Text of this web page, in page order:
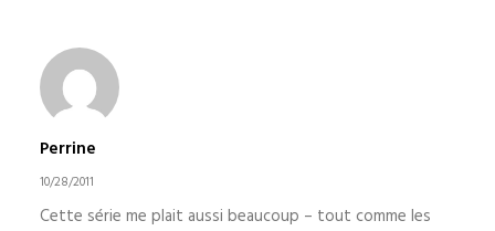
Perrine
10/28/2011
Cette série me plait aussi beaucoup – tout comme les